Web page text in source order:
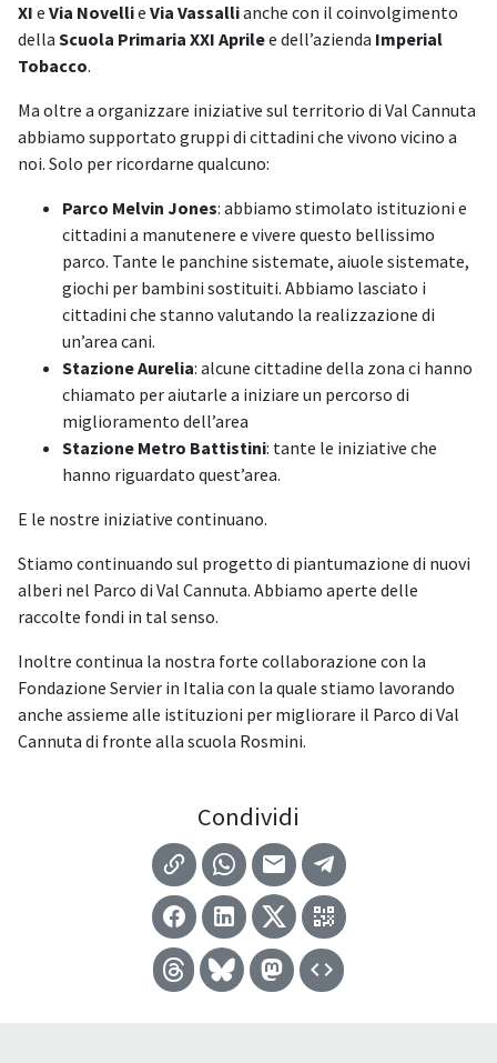
XI e Via Novellie Via Vassallianche con il coinvolgimento
della Scuola Primaria XXI Aprilee dell’azienda Imperial
Tobacco.
Ma oltre a organizzare iniziative sul territorio di Val Cannuta
abbiamo supportato gruppi di cittadini che vivono vicino a
noi. Solo per ricordarne qualcuno:
Parco Melvin Jones: abbiamo stimolato istituzioni e
cittadini a manutenere e vivere questo bellissimo
parco. Tante le panchine sistemate, aiuole sistemate,
giochi per bambini sostituiti. Abbiamo lasciato i
cittadini che stanno valutando la realizzazione di
un’area cani.
Stazione Aurelia: alcune cittadine della zona ci hanno
chiamato per aiutarle a iniziare un percorso di
miglioramento dell’area
Stazione Metro Battistini: tante le iniziative che
hanno riguardato quest’area.
E le nostre iniziative continuano.
Stiamo continuando sul progetto di piantumazione di nuovi
alberi nel Parco di Val Cannuta. Abbiamo aperte delle
raccolte fondi in tal senso.
Inoltre continua la nostra forte collaborazione con la
Fondazione Servier in Italia con la quale stiamo lavorando
anche assieme alle istituzioni per migliorare il Parco di Val
Cannuta di fronte alla scuola Rosmini.
Condividi